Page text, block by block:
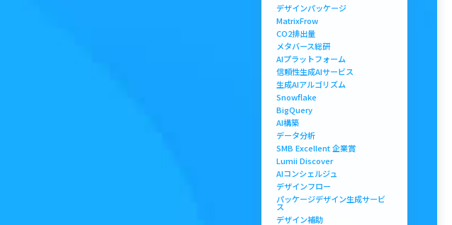
デザインパッケージ
MatrixFrow
CO2排出量
メタバース総研
AIプラットフォーム
信頼性生成AIサービス
生成AIアルゴリズム
Snowflake
BigQuery
AI構築
データ分析
SMB Excellent 企業賞
Lumii Discover
AIコンシェルジュ
デザインフロー
パッケージデザイン生成サービ
ス
デザイン補助